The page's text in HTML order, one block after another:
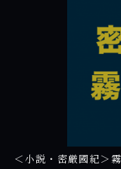
＜小説・密厳國紀＞